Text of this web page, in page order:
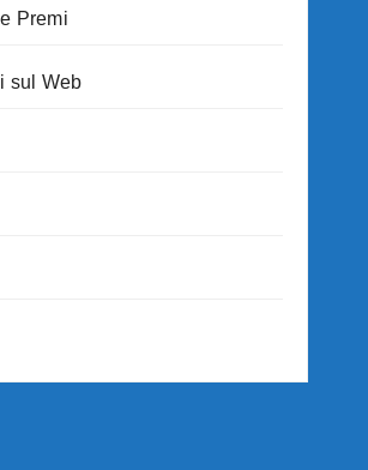
Premi
sul Web